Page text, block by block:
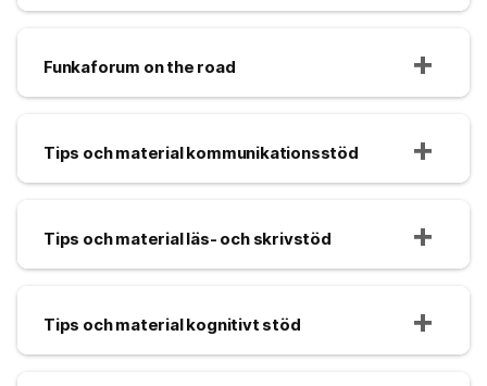
Funkaforum on the road
Tips och material kommunikationsstöd
Tips och material läs- och skrivstöd
Tips och material kognitivt stöd